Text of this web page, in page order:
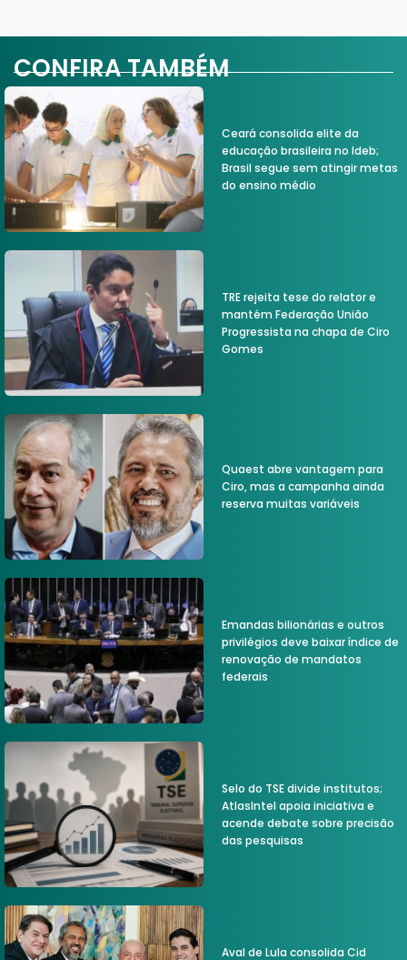
CONFIRA TAMBÉM
Ceará consolida elite da
educação brasileira no Ideb;
Brasil segue sem atingir metas
do ensino médio
TRE rejeita tese do relator e
mantém Federação União
Progressista na chapa de Ciro
Gomes
Quaest abre vantagem para
Ciro, mas a campanha ainda
reserva muitas variáveis
Emandas bilionárias e outros
privilégios deve baixar índice de
renovação de mandatos
federais
Selo do TSE divide institutos;
AtlasIntel apoia iniciativa e
acende debate sobre precisão
das pesquisas
Aval de Lula consolida Cid